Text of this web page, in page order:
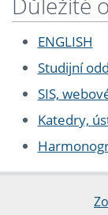
ENGLISH
Studijní
SIS,
Katedry,